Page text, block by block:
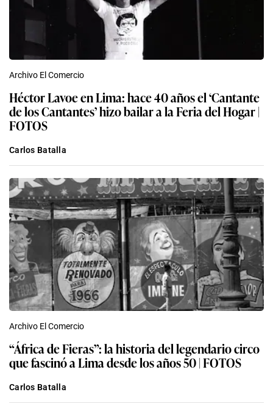
Archivo El Comercio
Héctor Lavoe en Lima: hace 40 años el ‘Cantante
de los Cantantes’ hizo bailar a la Feria del Hogar |
FOTOS
Carlos Batalla
Archivo El Comercio
“África de Fieras”: la historia del legendario circo
que fascinó a Lima desde los años 50 | FOTOS
Carlos Batalla